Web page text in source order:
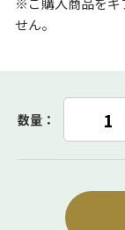
せん。
数量：